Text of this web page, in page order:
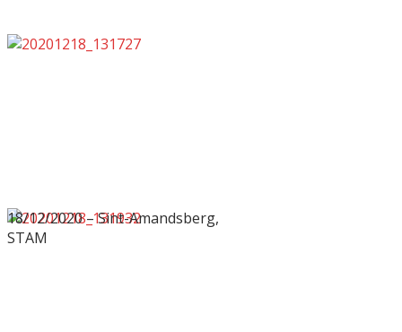
18/12/2020 – Sint-Amandsberg,
STAM